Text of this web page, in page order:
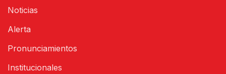
Noticias
Alerta
Pronunciamientos
Institucionales